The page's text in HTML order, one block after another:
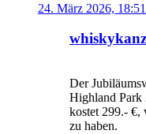
24. März 2026, 18:51
Der
Highland Park
kostet 299.- €,
zu haben.